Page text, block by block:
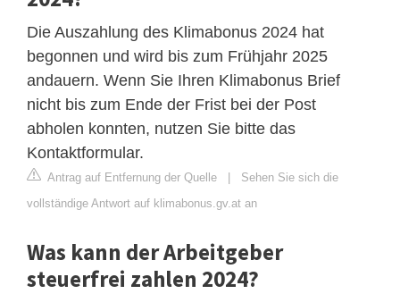
Die Auszahlung des Klimabonus 2024 hat
begonnen und wird bis zum Frühjahr 2025
andauern. Wenn Sie Ihren Klimabonus Brief
nicht bis zum Ende der Frist bei der Post
abholen konnten, nutzen Sie bitte das
Kontaktformular.
Antrag auf Entfernung der Quelle | Sehen Sie sich die
vollständige Antwort auf klimabonus.gv.at an
Was kann der Arbeitgeber
steuerfrei zahlen 2024?